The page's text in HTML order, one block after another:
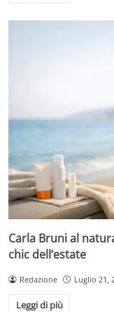
Carla Bruni al
chic dell’estate
Redazione Luglio 21,
Leggi di più